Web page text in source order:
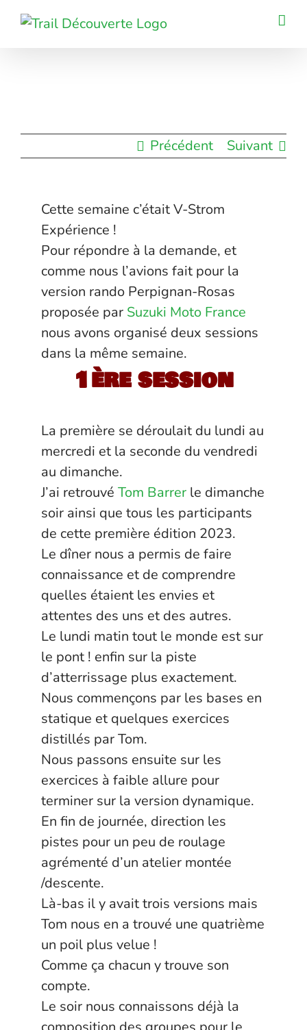
Passer
Précédent Suivant
Cette semaine c’était V-Strom
Expérience !
Pour répondre à la demande, et
comme nous l’avions fait pour la
version rando Perpignan-Rosas
proposée par Suzuki Moto France
nous avons organisé deux sessions
dans la même semaine.
1ère session
La première se déroulait du lundi au
mercredi et la seconde du vendredi
au dimanche.
J’ai retrouvé Tom Barrer le dimanche
soir ainsi que tous les participants
de cette première édition 2023.
Le dîner nous a permis de faire
connaissance et de comprendre
quelles étaient les envies et
attentes des uns et des autres.
Le lundi matin tout le monde est sur
le pont ! enfin sur la piste
d’atterrissage plus exactement.
Nous commençons par les bases en
statique et quelques exercices
distillés par Tom.
Nous passons ensuite sur les
exercices à faible allure pour
terminer sur la version dynamique.
En fin de journée, direction les
pistes pour un peu de roulage
agrémenté d’un atelier montée
/descente.
Là-bas il y avait trois versions mais
Tom nous en a trouvé une quatrième
un poil plus velue !
Comme ça chacun y trouve son
compte.
Le soir nous connaissons déjà la